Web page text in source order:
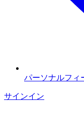
パーソナルフィ
サインイン